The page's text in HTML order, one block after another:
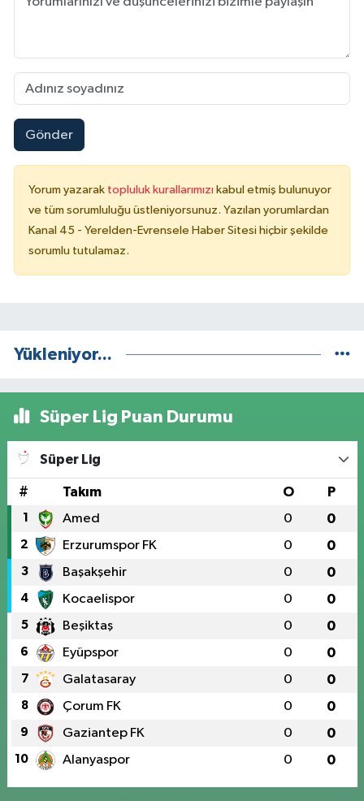
Gönder
Yorum yazarak topluluk kurallarımızı kabul etmiş bulunuyor
ve tüm sorumluluğu üstleniyorsunuz. Yazılan yorumlardan
Kanal 45 - Yerelden-Evrensele Haber Sitesi hiçbir şekilde
sorumlu tutulamaz.
Yükleniyor...
Süper Lig Puan Durumu
Süper Lig
# Takım O P
1 Amed 0 0
2 Erzurumspor FK 0 0
3 Başakşehir 0 0
4 Kocaelispor 0 0
5 Beşiktaş 0 0
6 Eyüpspor 0 0
7 Galatasaray 0 0
8 Çorum FK 0 0
9 Gaziantep FK 0 0
10 Alanyaspor 0 0